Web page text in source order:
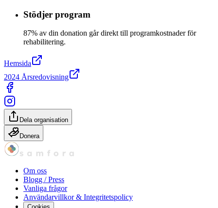
Stödjer program
87% av din donation går direkt till programkostnader för
rehabilitering.
Hemsida
2024 Årsredovisning
Dela organisation
Donera
Om oss
Blogg / Press
Vanliga frågor
Användarvillkor & Integritetspolicy